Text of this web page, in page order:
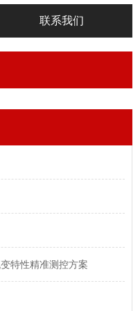
联系我们
特性精准测控方案